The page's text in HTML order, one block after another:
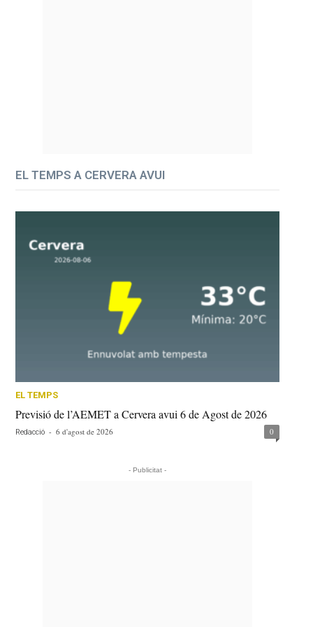
EL TEMPS A CERVERA AVUI
EL TEMPS
Previsió de l’AEMET a Cervera avui 6 de Agost de 2026
Redacció - 6 d'agost de 2026 0
- Publicitat -